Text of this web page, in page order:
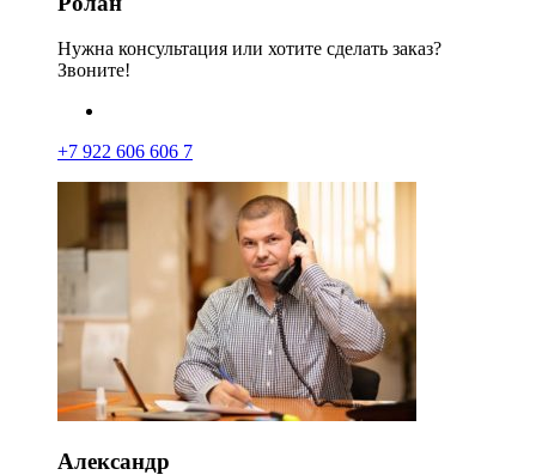
Нужна консультация или хотите сделать заказ?
Звоните!
+7 922 606 606 7
Александр